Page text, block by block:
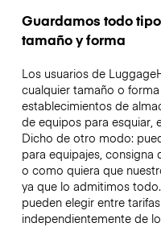
Guardamos todo
tamaño y forma
Los usuarios de
cualquier tamaño o
establecimientos de
de equipos para esquiar,
Dicho de otro modo:
para equipajes, consigna
o como quiera que
ya que lo admitimos
pueden elegir entre
independientemente de